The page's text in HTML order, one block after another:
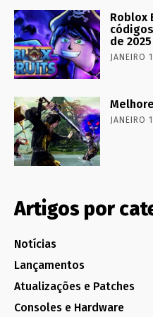
Roblox
de 2025
JANEIRO
JANEIRO
Artigos por
Notícias
Lançamentos
Atualizações e Patches
Consoles e Hardware